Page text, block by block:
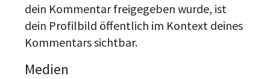
dein Kommentar freigegeben wurde, ist
dein Profilbild öffentlich im Kontext deines
Kommentars sichtbar.
Medien